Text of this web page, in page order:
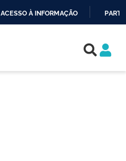
ACESSO À INFORMAÇÃO